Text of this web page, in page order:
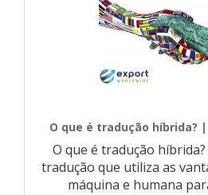
O que é tradução híbrida?
O que é tradução
tradução que utiliza as
máquina e humana